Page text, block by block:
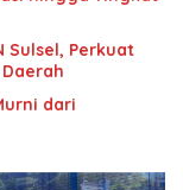
Sulsel, Perkuat
dari